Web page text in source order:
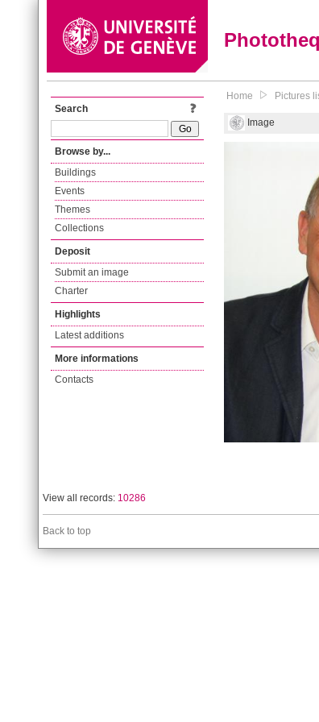
Search
Browse by...
Buildings
Events
Themes
Collections
Deposit
Submit an image
Charter
Highlights
Latest additions
More informations
Contacts
Home Pictures
Image
View all records: 10286
Back to top